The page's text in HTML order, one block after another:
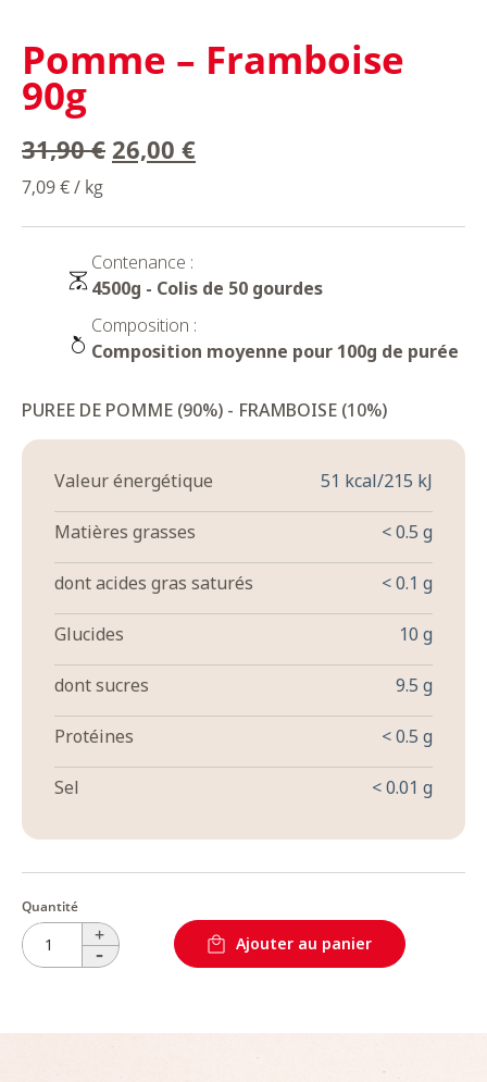
Pomme – Framboise
90g
31,90€ Le
était :
31,90 €.
26,00 €Le
est :
7,09 € / kg
Contenance :
4500g - Colis de 50 gourdes
Composition :
Composition moyenne pour 100g de purée
PUREE DE POMME (90%) - FRAMBOISE (10%)
Valeur énergétique 51 kcal/215 kJ
Matières grasses < 0.5 g
dont acides gras saturés < 0.1 g
Glucides 10 g
dont sucres 9.5 g
Protéines < 0.5 g
Sel < 0.01 g
Quantité
-
+ Ajouter au panier